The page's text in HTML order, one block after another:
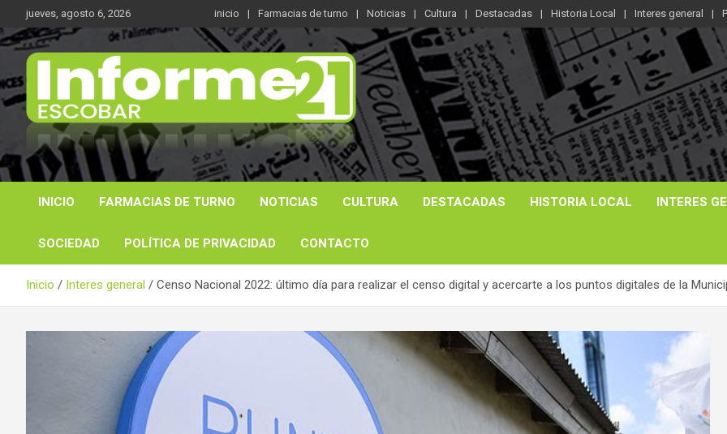
Saltar
al
contenido
jueves, agosto 6, 2026 inicio Farmacias de turno Noticias Cultura Destacadas Historia Local Interes general
Informe 21
Noticas reales
INICIO FARMACIAS DE TURNO NOTICIAS CULTURA DESTACADAS HISTORIA LOCAL INTERES
SOCIEDAD POLÍTICA DE PRIVACIDAD CONTACTO
Inicio Interes general Censo Nacional 2022: último día para realizar el censo digital y acercarte a los puntos digitales de la